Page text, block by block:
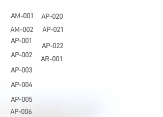
AM-001
AP-020
AM-002
AP-021
AP-001
AP-002
AP-022
AR-001
AP-003
AP-004
AP-005
AP-006